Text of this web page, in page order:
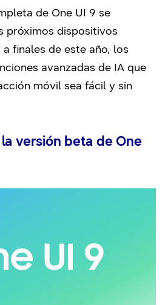
de One UI 9 se
próximos dispositivos
finales de este año, los
avanzadas de IA que
móvil sea fácil y sin
versión beta de One